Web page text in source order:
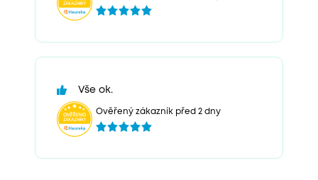
Vše ok.
Ověřený zákazník před 2 dny